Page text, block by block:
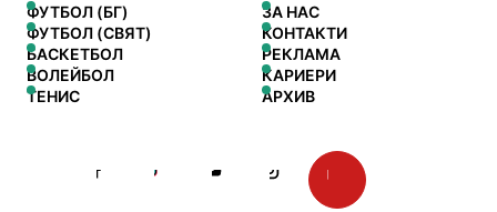
ФУТБОЛ (БГ)
ФУТБОЛ (СВЯТ)
БАСКЕТБОЛ
ВОЛЕЙБОЛ
ТЕНИС
ЗА НАС
КОНТАКТИ
РЕКЛАМА
КАРИЕРИ
АРХИВ